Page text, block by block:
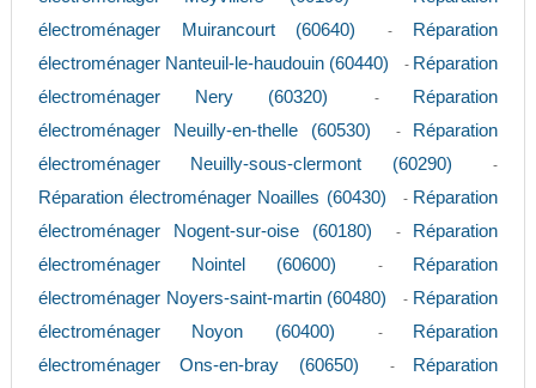
électroménager Muirancourt (60640)
-
Réparation
électroménager Nanteuil-le-haudouin (60440)
- Réparation
électroménager Nery (60320)
-
Réparation
électroménager Neuilly-en-thelle (60530)
-
Réparation
électroménager Neuilly-sous-clermont (60290)
-
Réparation électroménager Noailles (60430) - Réparation
électroménager Nogent-sur-oise (60180)
-
Réparation
électroménager Nointel (60600)
-
Réparation
électroménager Noyers-saint-martin (60480)
- Réparation
électroménager Noyon (60400)
-
Réparation
électroménager Ons-en-bray (60650)
- Réparation